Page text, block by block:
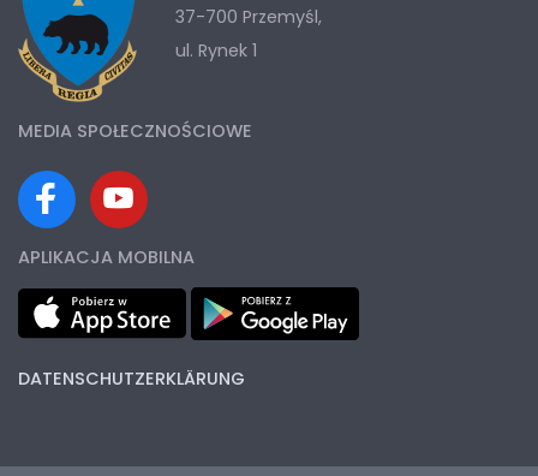
37-700 Przemyśl,
ul. Rynek 1
MEDIA SPOŁECZNOŚCIOWE
APLIKACJA MOBILNA
DATENSCHUTZERKLÄRUNG